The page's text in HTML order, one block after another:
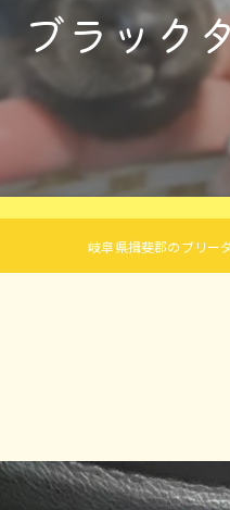
ラック
岐阜県揖斐郡のブリー